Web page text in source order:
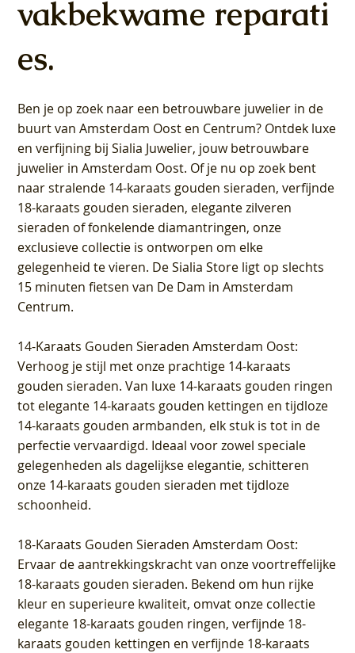
vakbekwame reparati
es.
Ben je op zoek naar een betrouwbare juwelier in de
buurt van Amsterdam Oost en Centrum? Ontdek luxe
en verfijning bij Sialia Juwelier, jouw betrouwbare
juwelier in Amsterdam Oost. Of je nu op zoek bent
naar stralende 14-karaats gouden sieraden, verfijnde
18-karaats gouden sieraden, elegante zilveren
sieraden of fonkelende diamantringen, onze
exclusieve collectie is ontworpen om elke
gelegenheid te vieren. De Sialia Store ligt op slechts
15 minuten fietsen van De Dam in Amsterdam
Centrum.
14-Karaats Gouden Sieraden Amsterdam Oost:
Verhoog je stijl met onze prachtige 14-karaats
gouden sieraden. Van luxe 14-karaats gouden ringen
tot elegante 14-karaats gouden kettingen en tijdloze
14-karaats gouden armbanden, elk stuk is tot in de
perfectie vervaardigd. Ideaal voor zowel speciale
gelegenheden als dagelijkse elegantie, schitteren
onze 14-karaats gouden sieraden met tijdloze
schoonheid.
18-Karaats Gouden Sieraden Amsterdam Oost:
Ervaar de aantrekkingskracht van onze voortreffelijke
18-karaats gouden sieraden. Bekend om hun rijke
kleur en superieure kwaliteit, omvat onze collectie
elegante 18-karaats gouden ringen, verfijnde 18-
karaats gouden kettingen en verfijnde 18-karaats